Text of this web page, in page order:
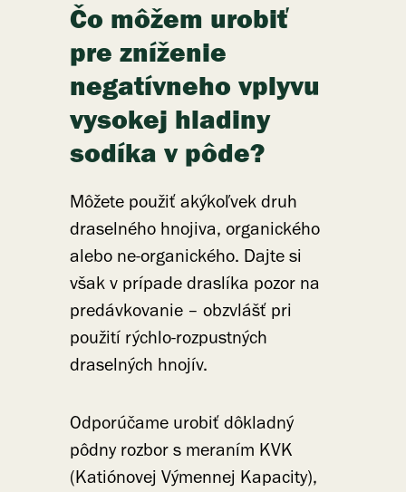
Čo môžem urobiť
pre zníženie
negatívneho vplyvu
vysokej hladiny
sodíka v pôde?
Môžete použiť akýkoľvek druh
draselného hnojiva, organického
alebo ne-organického. Dajte si
však v prípade draslíka pozor na
predávkovanie – obzvlášť pri
použití rýchlo-rozpustných
draselných hnojív.
Odporúčame urobiť dôkladný
pôdny rozbor s meraním KVK
(Katiónovej Výmennej Kapacity),